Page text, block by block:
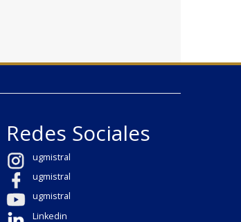
Redes Sociales
ugmistral
ugmistral
ugmistral
Linkedin